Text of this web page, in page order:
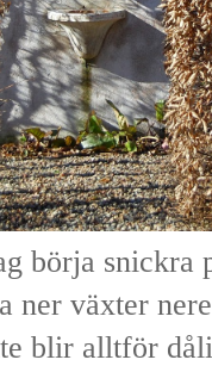
börja snickra
ner växter
blir alltför